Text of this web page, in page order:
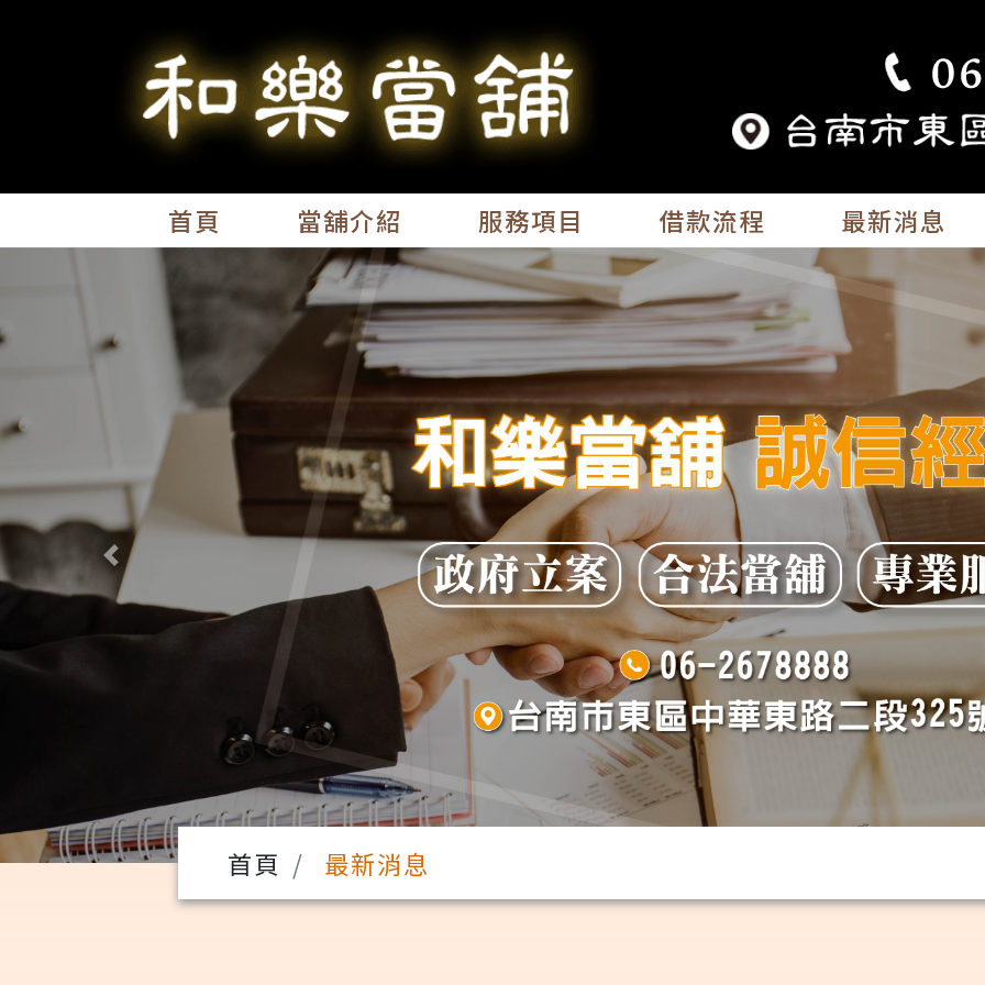
首頁 當舖介紹 服務項目 借款流程 最新消息
Previous
首頁 最新消息